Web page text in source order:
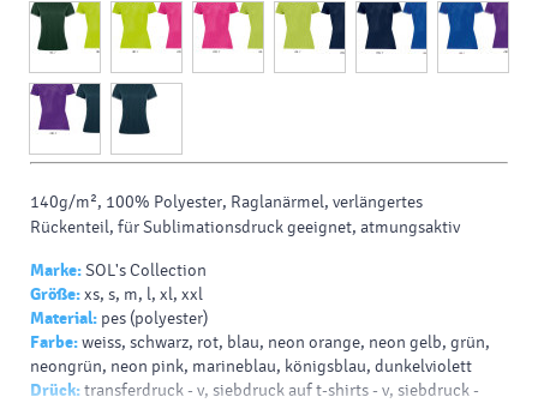
140g/m², 100% Polyester, Raglanärmel, verlängertes
Rückenteil, für Sublimationsdruck geeignet, atmungsaktiv
Marke:SOL's Collection
Größe:xs, s, m, l, xl, xxl
Material: pes (polyester)
Farbe:weiss, schwarz, rot, blau, neon orange, neon gelb, grün,
neongrün, neon pink, marineblau, königsblau, dunkelviolett
Drück:transferdruck - v, siebdruck auf t-shirts - v, siebdruck -